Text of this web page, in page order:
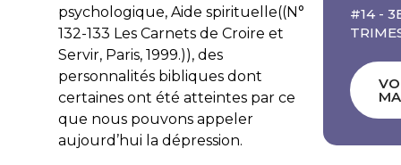
psychologique, Aide spirituelle((N°
132-133 Les Carnets de Croire et
Servir, Paris, 1999.)), des
personnalités bibliques dont
certaines ont été atteintes par ce
que nous pouvons appeler
aujourd’hui la dépression.
#14 -